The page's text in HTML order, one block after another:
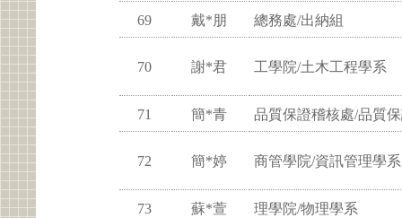
69 戴*朋 總務處/出納組
70 謝*君 工學院/土木工程學系
71 簡*青 品質保證稽核處/品質
72 簡*婷 商管學院/資訊管理學系
73 蘇*萱 理學院/物理學系